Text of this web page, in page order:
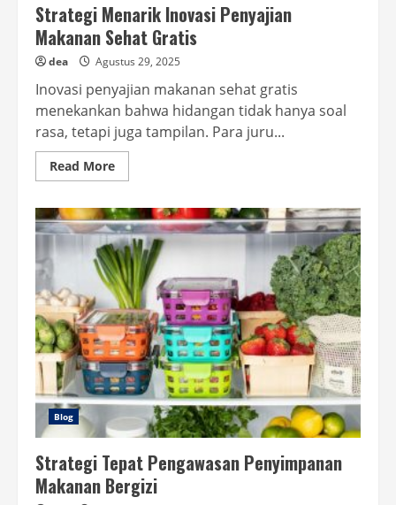
Strategi Menarik Inovasi Penyajian
Makanan Sehat Gratis
dea Agustus 29, 2025
Inovasi penyajian makanan sehat gratis
menekankan bahwa hidangan tidak hanya soal
rasa, tetapi juga tampilan. Para juru...
Read MoreRead
more
Menarik
Inovasi
Penyajian
Makanan
Sehat
Gratis
Blog
Strategi Tepat Pengawasan Penyimpanan
Makanan Bergizi